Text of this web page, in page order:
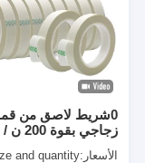
0شريط لاصق من
زجاجي بقوة 200 ن / سم
الأسعار:as per size and quantity